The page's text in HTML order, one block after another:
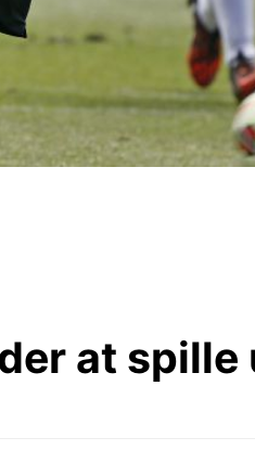
at spille